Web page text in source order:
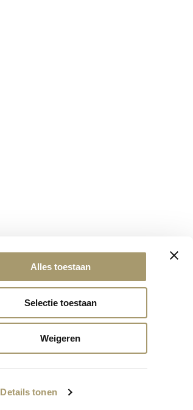
Details tonen
Alles toestaan
Selectie toestaan
Weigeren
HUIS TER DUIN GESCHENKIDEE